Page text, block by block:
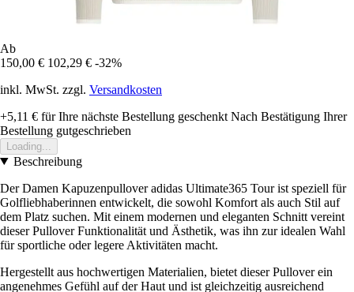
Ab
150,00 € 102,29 € -32%
inkl. MwSt. zzgl. Versandkosten
+5,11 € für Ihre nächste Bestellung geschenkt Nach Bestätigung Ihrer
Bestellung gutgeschrieben
Loading...
Beschreibung
Der Damen Kapuzenpullover adidas Ultimate365 Tour ist speziell für
Golfliebhaberinnen entwickelt, die sowohl Komfort als auch Stil auf
dem Platz suchen. Mit einem modernen und eleganten Schnitt vereint
dieser Pullover Funktionalität und Ästhetik, was ihn zur idealen Wahl
für sportliche oder legere Aktivitäten macht.
Hergestellt aus hochwertigen Materialien, bietet dieser Pullover ein
angenehmes Gefühl auf der Haut und ist gleichzeitig ausreichend